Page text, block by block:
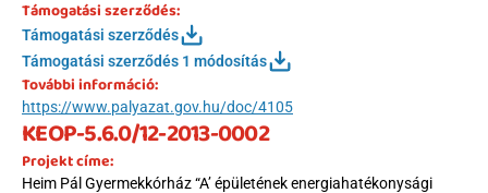
Támogatási szerződés:
Támogatási szerződés
Támogatási szerződés 1 módosítás
További információ:
https://www.palyazat.gov.hu/doc/4105
KEOP-5.6.0/12-2013-0002
Projekt címe:
Heim Pál Gyermekkórház “A’ épületének energiahatékonysági